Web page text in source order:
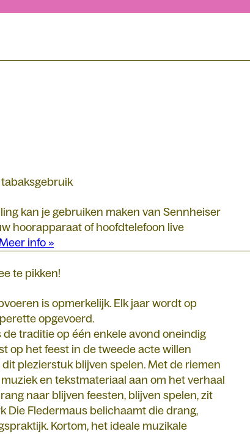
kan je gebruiken maken van Sennheiser
hoorapparaat of hoofdtelefoon live
info »
te pikken!
is opmerkelijk. Elk jaar wordt op
opgevoerd.
traditie op één enkele avond oneindig
op het feest in de tweede acte willen
plezierstuk blijven spelen. Met de riemen
en tekstmateriaal aan om het verhaal
naar blijven feesten, blijven spelen, zit
Die Fledermaus belichaamt die drang,
Kortom, het ideale muzikale